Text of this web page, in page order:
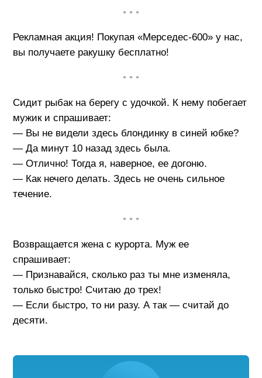
• • •
Рекламная акция! Покупая «Мерседес-600» у нас,
вы получаете ракушку бесплатно!
• • •
Сидит рыбак на берегу с удочкой. К нему побегает
мужик и спрашивает:
— Вы не видели здесь блондинку в синей юбке?
— Да минут 10 назад здесь была.
— Отлично! Тогда я, наверное, ее догоню.
— Как нечего делать. Здесь не очень сильное
течение.
• • •
Возвращается жена с курорта. Муж ее
спрашивает:
— Признавайся, сколько раз ты мне изменяла,
только быстро! Считаю до трех!
— Если быстро, то ни разу. А так — считай до
десяти.